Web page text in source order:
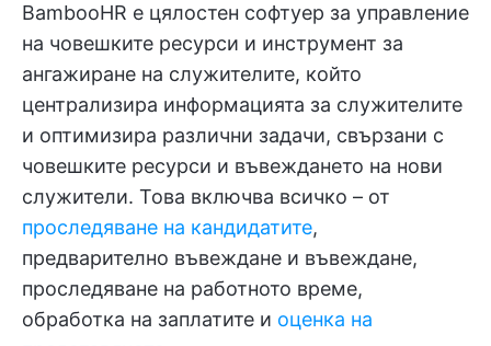
BambooHR е цялостен софтуер за управление
на човешките ресурси и инструмент за
ангажиране на служителите, който
централизира информацията за служителите
и оптимизира различни задачи, свързани с
човешките ресурси и въвеждането на нови
служители. Това включва всичко – от
проследяване на кандидатите,
предварително въвеждане и въвеждане,
проследяване на работното време,
обработка на заплатите и оценка на